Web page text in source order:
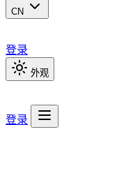
CN
登录
外观
登录